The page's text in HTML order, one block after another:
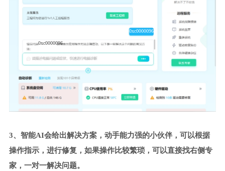
0xc0000096
0xc0000096
3、智能AI会给出解决方案，动手能力强的小伙伴，可以根据
操作指示，进行修复，如果操作比较繁琐，可以直接找右侧专
家，一对一解决问题。